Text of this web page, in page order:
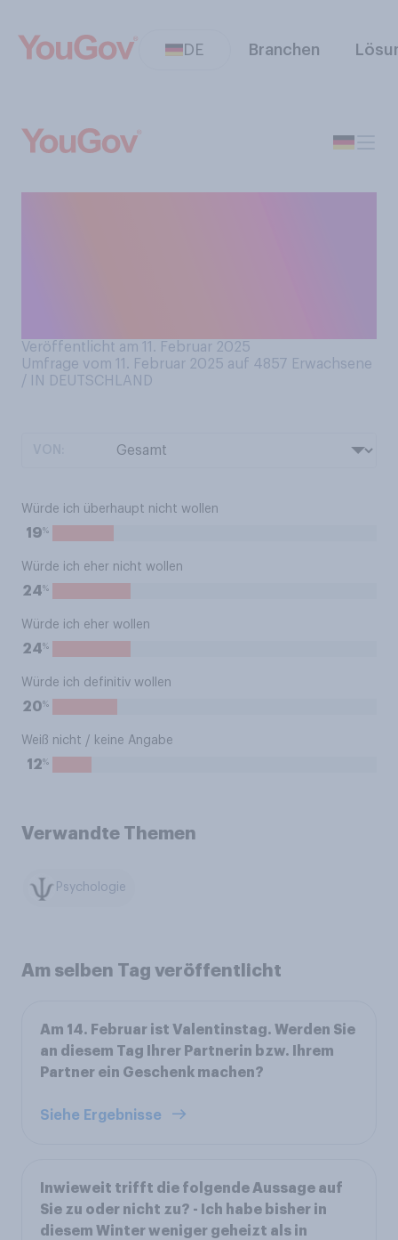
DE Branchen
Veröffentlicht am 11. Februar 2025
Umfrage vom 11. Februar 2025 auf 4857 Erwachsene
/ IN DEUTSCHLAND
Würde ich überhaupt nicht wollen
19%
Würde ich eher nicht wollen
24%
Würde ich eher wollen
24%
Würde ich definitiv wollen
20%
Weiß nicht / keine Angabe
12%
Verwandte Themen
Psychologie
Am selben Tag veröffentlicht
Am 14. Februar ist Valentinstag. Werden Sie
an diesem Tag Ihrer Partnerin bzw. Ihrem
Partner ein Geschenk machen?
Siehe Ergebnisse
Inwieweit trifft die folgende Aussage auf
Sie zu oder nicht zu? - Ich habe bisher in
diesem Winter weniger geheizt als in